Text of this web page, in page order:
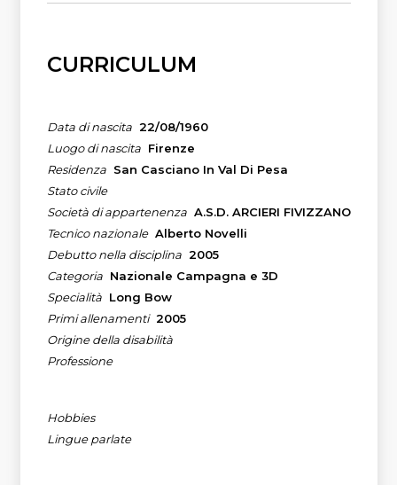
CURRICULUM
Data di nascita 22/08/1960
Luogo di nascita Firenze
Residenza San Casciano In Val Di Pesa
Stato civile
Società di appartenenza A.S.D. ARCIERI FIVIZZANO
Tecnico nazionale Alberto Novelli
Debutto nella disciplina 2005
Categoria Nazionale Campagna e 3D
Specialità Long Bow
Primi allenamenti 2005
Origine della disabilità
Professione
Hobbies
Lingue parlate